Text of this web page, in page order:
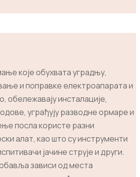
које обухвата уградњу,
и поправке електроапарата и
обележавају инсталације,
уграђују разводне ормаре и
посла користе разни
алат, као што су инструменти
јачине струје и други.
зависи од места